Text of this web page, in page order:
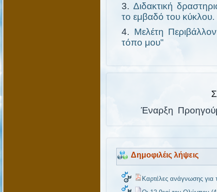
Διδακτική
το εμβαδό του κύκλου.
Μελέτη
τόπο μου"
Έναρξη
Δημοφιλέις λήψεις
Καρτέλες ανάγνωσης για